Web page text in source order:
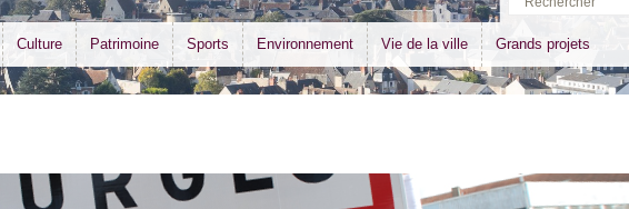
Culture Patrimoine Sports Environnement Vie de la ville Grands projets